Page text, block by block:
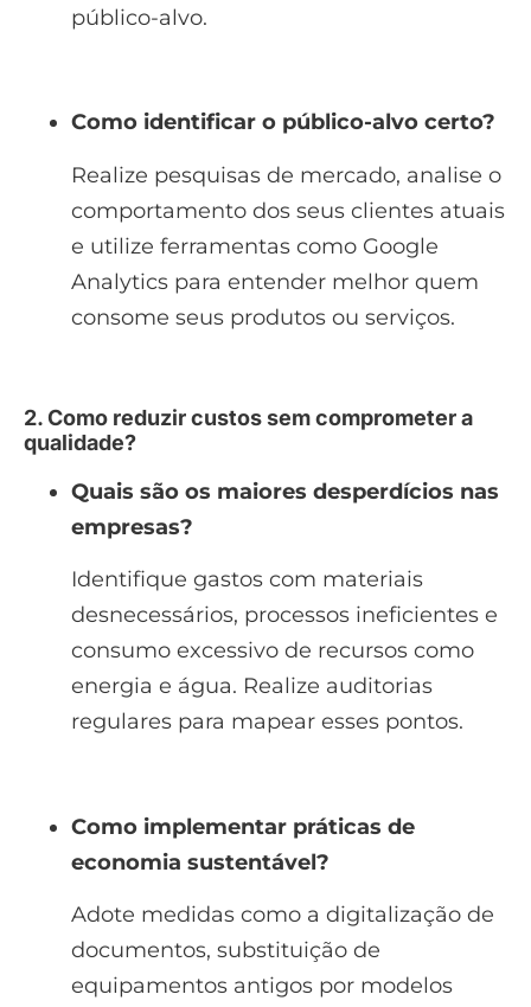
público-alvo.
Como identificar o público-alvo certo?
Realize pesquisas de mercado, analise o
comportamento dos seus clientes atuais
e utilize ferramentas como Google
Analytics para entender melhor quem
consome seus produtos ou serviços.
2. Como reduzir custos sem comprometer a
qualidade?
Quais são os maiores desperdícios nas
empresas?
Identifique gastos com materiais
desnecessários, processos ineficientes e
consumo excessivo de recursos como
energia e água. Realize auditorias
regulares para mapear esses pontos.
Como implementar práticas de
economia sustentável?
Adote medidas como a digitalização de
documentos, substituição de
equipamentos antigos por modelos